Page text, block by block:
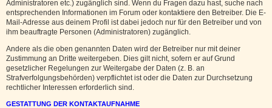
Administratoren etc.) zugänglich sind. Wenn du Fragen dazu hast, suche nach
entsprechenden Informationen im Forum oder kontaktiere den Betreiber. Die E-
Mail-Adresse aus deinem Profil ist dabei jedoch nur für den Betreiber und von
ihm beauftragte Personen (Administratoren) zugänglich.
Andere als die oben genannten Daten wird der Betreiber nur mit deiner
Zustimmung an Dritte weitergeben. Dies gilt nicht, sofern er auf Grund
gesetzlicher Regelungen zur Weitergabe der Daten (z. B. an
Strafverfolgungsbehörden) verpflichtet ist oder die Daten zur Durchsetzung
rechtlicher Interessen erforderlich sind.
GESTATTUNG DER KONTAKTAUFNAHME